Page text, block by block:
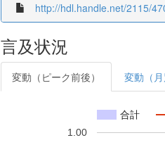
http://hdl.handle.net/2115/
言及状況
変動（ピーク前後） 変動（月
合計
1.00